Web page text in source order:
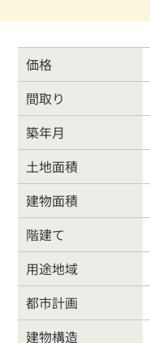
価格
間取り
築年月
土地面積
建物面積
階建て
用途地域
都市計画
建物構造